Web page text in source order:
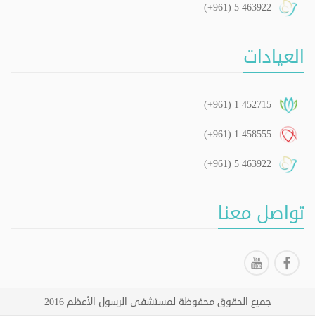
(+961) 5 463922
العيادات
(+961) 1 452715
(+961) 1 458555
(+961) 5 463922
تواصل معنا
جميع الحقوق محفوظة لمستشفى الرسول الأعظم 2016